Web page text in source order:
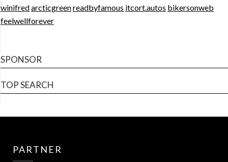
winifredarcticgreenreadbyfamous itcort.autos bikersonweb
feelwellforever
SPONSOR
TOP SEARCH
PARTNER